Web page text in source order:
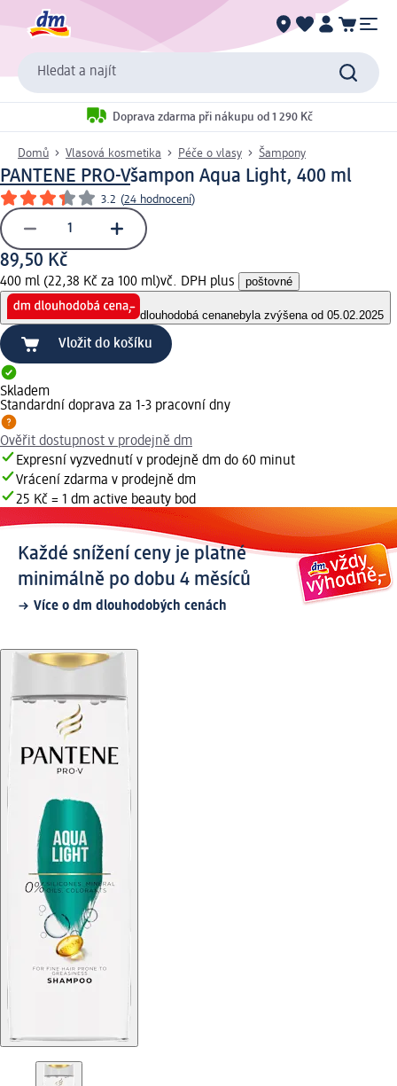
Hledat a najít
Doprava zdarma při nákupu od 1 290 Kč
Domů Vlasová kosmetika Péče o vlasy Šampony
PANTENE PRO-Všampon Aqua Light, 400 ml
3.2 (24 hodnocení)
89,50 Kč
400 ml (22,38 Kč za 100 ml)vč. DPH plus poštovné
dlouhodobá cenanebyla zvýšena od 05.02.2025
Vložit do košíku
Skladem
Standardní doprava za 1-3 pracovní dny
Ověřit dostupnost v prodejně dm
Expresní vyzvednutí v prodejně dm do 60 minut
Vrácení zdarma v prodejně dm
25 Kč = 1 dm active beauty bod
Každé snížení ceny je platné
minimálně po dobu 4 měsíců
Více o dm dlouhodobých cenách